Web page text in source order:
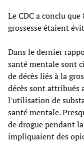
Le CDC a conclu
grossesse étaient
Dans le dernier
santé mentale sont
de décès liés à la
décès sont attribués
l'utilisation de
santé mentale.
de drogue pendant
impliquaient des